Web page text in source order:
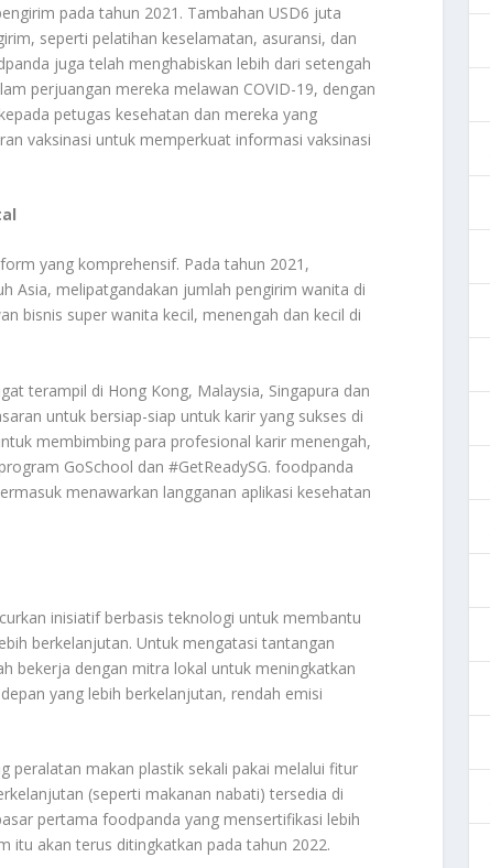
pada tahun 2021. Tambahan USD6 juta
seperti pelatihan keselamatan, asuransi, dan
juga telah menghabiskan lebih dari setengah
perjuangan mereka melawan COVID-19, dengan
petugas kesehatan dan mereka yang
vaksinasi untuk memperkuat informasi vaksinasi
yang komprehensif. Pada tahun 2021,
Asia, melipatgandakan jumlah pengirim wanita di
bisnis super wanita kecil, menengah dan kecil di
terampil di Hong Kong, Malaysia, Singapura dan
untuk bersiap-siap untuk karir yang sukses di
membimbing para profesional karir menengah,
GoSchool dan #GetReadySG. foodpanda
menawarkan langganan aplikasi kesehatan
inisiatif berbasis teknologi untuk membantu
berkelanjutan. Untuk mengatasi tantangan
bekerja dengan mitra lokal untuk meningkatkan
yang lebih berkelanjutan, rendah emisi
peralatan makan plastik sekali pakai melalui fitur
(seperti makanan nabati) tersedia di
pertama foodpanda yang mensertifikasi lebih
itu akan terus ditingkatkan pada tahun 2022.